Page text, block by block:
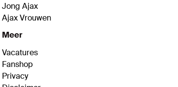
Jong Ajax
Ajax Vrouwen
Meer
Vacatures
Fanshop
Privacy